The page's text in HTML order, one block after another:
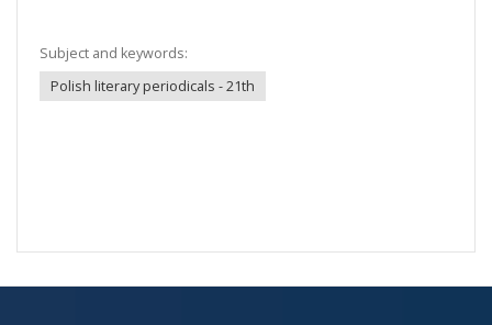
Subject and keywords:
Polish literary periodicals - 21th